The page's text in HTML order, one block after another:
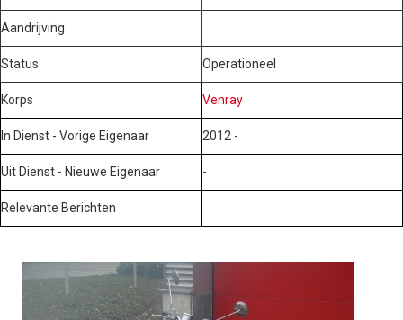
Aandrijving
Status Operationeel
Korps Venray
In Dienst - Vorige Eigenaar 2012 -
Uit Dienst - Nieuwe Eigenaar -
Relevante Berichten